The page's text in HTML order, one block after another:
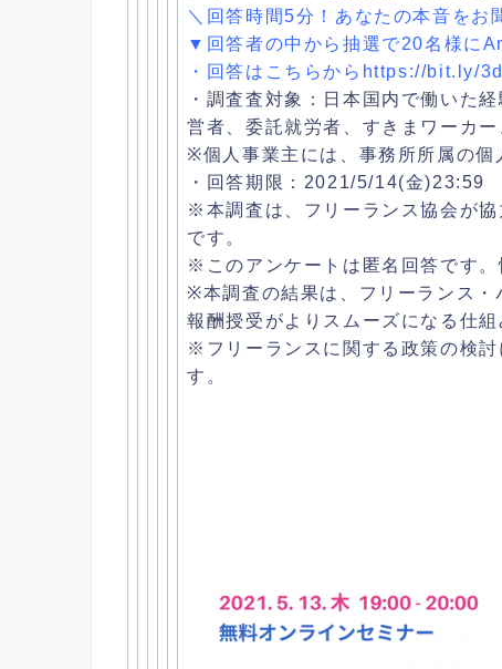
＼回答時間5分！あなたの本音をお
▼回答者の中から抽選で20名様に
・回答はこちらから https://bit.ly/
・調査査対象：日本国内で働いた
営者、委託就労者、すきまワーカー
※個人事業主には、事務所所属の個
・回答期限：2021/5/14(金)23:59
※本調査は、フリーランス協会が
です。
※このアンケートは匿名回答です。
※本調査の結果は、フリーランス・
報酬授受がよりスムー ズになる仕
※フリーランスに関する政策の検
す。